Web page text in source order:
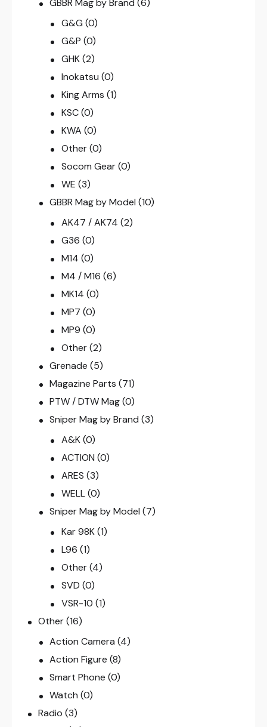
GBBR Mag by Brand (6)
G&G (0)
G&P (0)
GHK (2)
Inokatsu (0)
King Arms (1)
KSC (0)
KWA (0)
Other (0)
Socom Gear (0)
WE (3)
GBBR Mag by Model (10)
AK47 / AK74 (2)
G36 (0)
M14 (0)
M4 / M16 (6)
MK14 (0)
MP7 (0)
MP9 (0)
Other (2)
Grenade (5)
Magazine Parts (71)
PTW / DTW Mag (0)
Sniper Mag by Brand (3)
A&K (0)
ACTION (0)
ARES (3)
WELL (0)
Sniper Mag by Model (7)
Kar 98K (1)
L96 (1)
Other (4)
SVD (0)
VSR-10 (1)
Other(16)
Action Camera (4)
Action Figure (8)
Smart Phone (0)
Watch (0)
Radio (3)